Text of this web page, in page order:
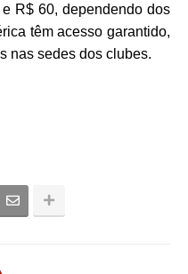
R$ 60, dependendo dos
têm acesso garantido,
nas sedes dos clubes.